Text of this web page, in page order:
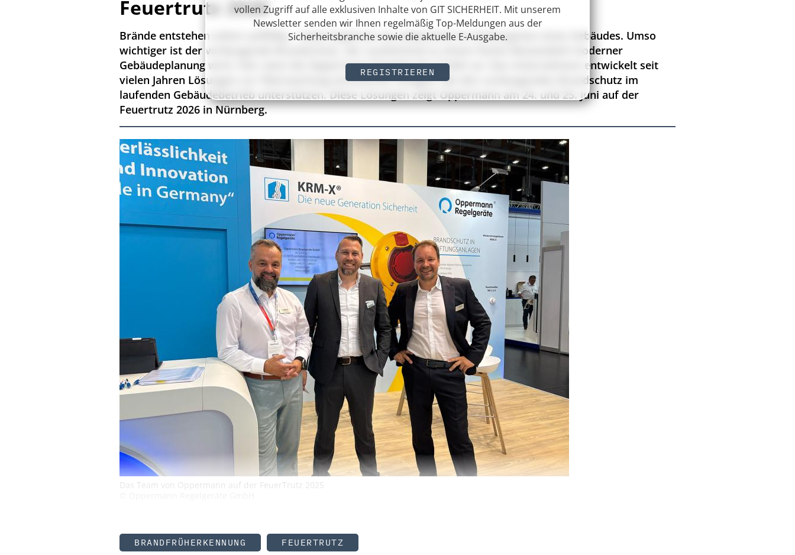
Feuertrutz 2026
Brände entstehen selten auffällig – meist beginnen sie unbemerkt im Verborgenen eines Gebäudes. Umso
wichtiger ist der vorbeugende Brandschutz, der zunehmend zu einem festen Bestandteil moderner
Gebäudeplanung wird. Hier setzt die Oppermann Regelgeräte GmbH an: Das Unternehmen entwickelt seit
vielen Jahren Lösungen zur Überwachung technischer Anlagen, die den vorbeugenden Brandschutz im
laufenden Gebäudebetrieb unterstützen. Diese Lösungen zeigt Oppermann am 24. und 25. Juni auf der
Feuertrutz 2026 in Nürnberg.
Das Team von Oppermann auf der FeuerTrutz 2025
vollen Zugriff auf alle exklusiven Inhalte von GIT SICHERHEIT. Mit unserem
Newsletter senden wir Ihnen regelmäßig Top-Meldungen aus der
Sicherheitsbranche sowie die aktuelle E-Ausgabe.
REGISTRIEREN
BRANDFRÜHERKENNUNG FEUERTRUTZ